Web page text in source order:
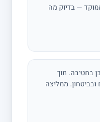
— בדיוק מה
בחטיבה. תוך
ובביטחון. ממליצה